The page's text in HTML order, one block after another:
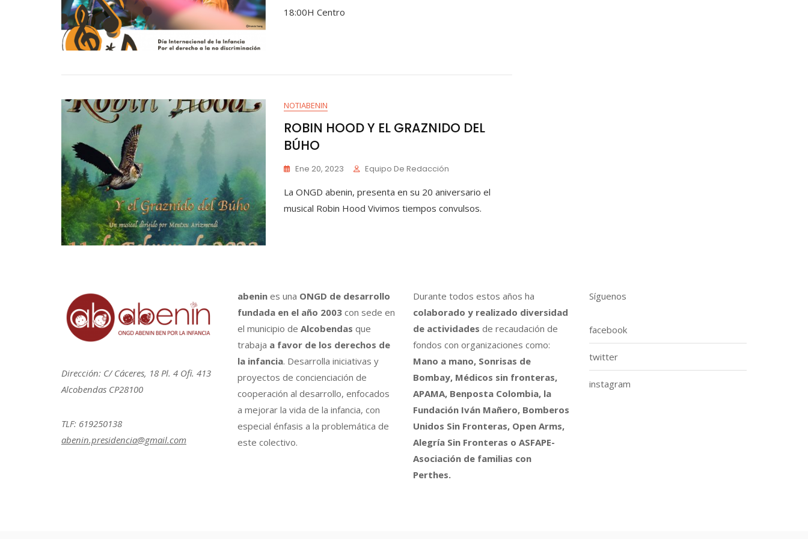
18:00H Centro
NOTIABENIN
ROBIN HOOD Y EL GRAZNIDO DEL
BÚHO
Ene 20, 2023 Equipo De Redacción
La ONGD abenin, presenta en su 20 aniversario el
musical Robin Hood Vivimos tiempos convulsos.
Dirección: C/ Cáceres, 18 Pl. 4 Ofi. 413
Alcobendas CP28100
TLF: 619250138
abenin.presidencia@gmail.com
abenines una ONGD de desarrollo
fundada en el año 2003con sede en
el municipio de Alcobendas que
trabaja a favor de los derechos de
la infancia. Desarrolla iniciativas y
proyectos de concienciación de
cooperación al desarrollo, enfocados
a mejorar la vida de la infancia, con
especial énfasis a la problemática de
este colectivo.
Durante todos estos años ha
colaborado y realizado diversidad
de actividades de recaudación de
fondos con organizaciones como:
Mano a mano, Sonrisas de
Bombay, Médicos sin fronteras,
APAMA, Benposta Colombia, la
Fundación Iván Mañero, Bomberos
Unidos Sin Fronteras, Open Arms,
Alegría Sin Fronteras o ASFAPE-
Asociación de familias con
Perthes.
Síguenos
facebook
twitter
instagram